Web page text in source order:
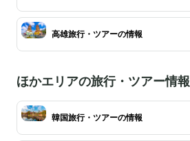
高雄旅行・ツアーの情報
ほかエリアの旅行・ツアー情報
韓国旅行・ツアーの情報